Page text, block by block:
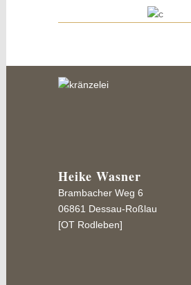
Heike Wasner
Brambacher Weg 6
06861 Dessau-Roßlau
[OT Rodleben]